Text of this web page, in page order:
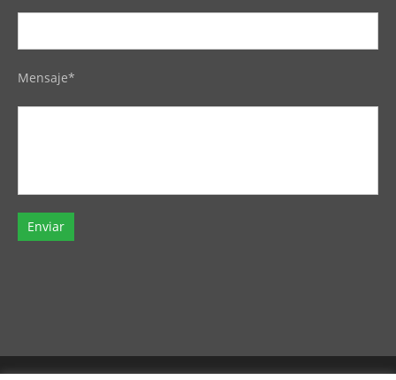
Mensaje*